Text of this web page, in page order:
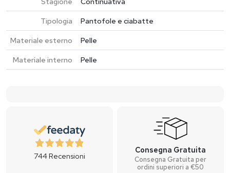
Tipologia
Pantofole e ciabatte
Materiale esterno
Pelle
Materiale interno
Pelle
744Recensioni
Consegna Gratuita
Consegna Gratuita per
ordini superiori a €50